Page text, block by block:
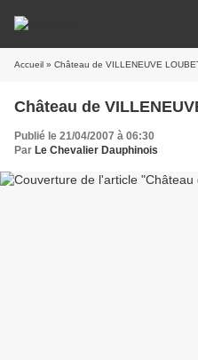
Accueil » Château de VILLENEUVE
Château de
Publié le 21/04/2007 à 06:30
Par Le Chevalier Dauphinois